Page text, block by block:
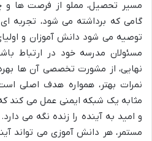
مسیر تحصیل، مملو از فرصت ها و
گامی که برداشته می شود، تجربه
توصیه می شود دانش آموزان و
مسئولان مدرسه خود در ارتباط
نهایی، از مشورت تخصصی آن ها
نمرات بهتر، همواره هدف اصلی
مثابه یک شبکه ایمنی عمل می کند
و امید به آینده را زنده نگه می
مستمر، هر دانش آموزی می تواند